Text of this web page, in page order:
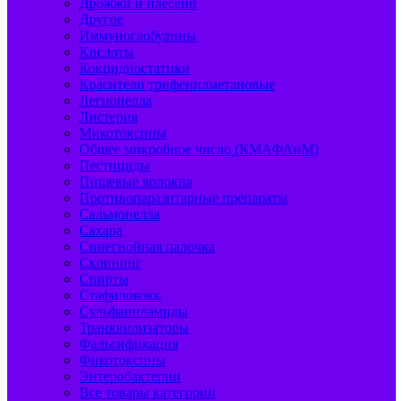
Дрожжи и плесени
Другое
Иммуноглобулины
Кислоты
Кокцидиостатики
Красители трифенилметановые
Легионелла
Листерия
Микотоксины
Общее микробное число (КМАФАнМ)
Пестициды
Пищевые волокна
Противопаразитарные препараты
Сальмонелла
Сахара
Синегнойная палочка
Скрининг
Спирты
Стафилококк
Сульфаниламиды
Транквилизаторы
Фальсификация
Фикотоксины
Энтеробактерии
Все товары категории